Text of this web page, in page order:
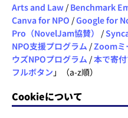
Arts and Law / Benchmark
Canva for NPO /Google for
Pro（NovelJam協賛）
/
NPO支援プログラム /Zoomミ
ウズNPOプログラム /本で寄
フルボタン 」（a-z順）
Cookieについて